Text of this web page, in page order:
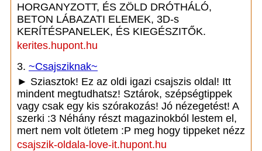
HORGANYZOTT, ÉS ZÖLD DRÓTHÁLÓ,
BETON LÁBAZATI ELEMEK, 3D-s
KERÍTÉSPANELEK, ÉS KIEGÉSZITŐK.
kerites.hupont.hu
3. ~Csajsziknak~
► Sziasztok! Ez az oldi igazi csajszis oldal! Itt
mindent megtudhatsz! Sztárok, szépségtippek
vagy csak egy kis szórakozás! Jó nézegetést! A
szerki :3 Néhány részt magazinokból lestem el,
mert nem volt ötletem :P meg hogy tippeket nézz
csajszik-oldala-love-it.hupont.hu